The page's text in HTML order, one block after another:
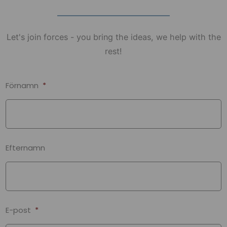
Let's join forces - you bring the ideas, we help with the
rest!
Förnamn *
Efternamn
E-post *